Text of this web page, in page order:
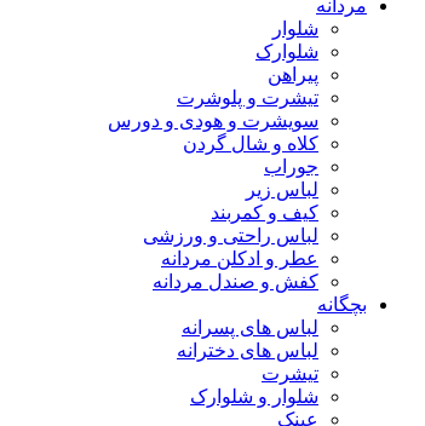
مردانه
شلوار
شلوارک
پیراهن
تیشرت و پلوشرت
سویشرت و هودی و دورس
کلاه و شال گردن
جوراب
لباس زیر
کیف و کمربند
لباس راحتی و ورزشی
عطر و ادکلن مردانه
کفش و صندل مردانه
بچگانه
لباس های پسرانه
لباس های دخترانه
تیشرت
شلوار و شلوارک
عینک